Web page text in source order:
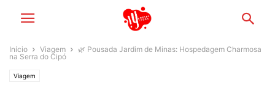
Início Viagem
🌿 Pousada Jardim de Minas: Hospedagem Charmosa
na Serra do Cipó
Viagem